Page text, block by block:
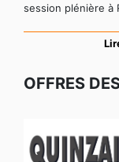
session plénière à
OFFRES